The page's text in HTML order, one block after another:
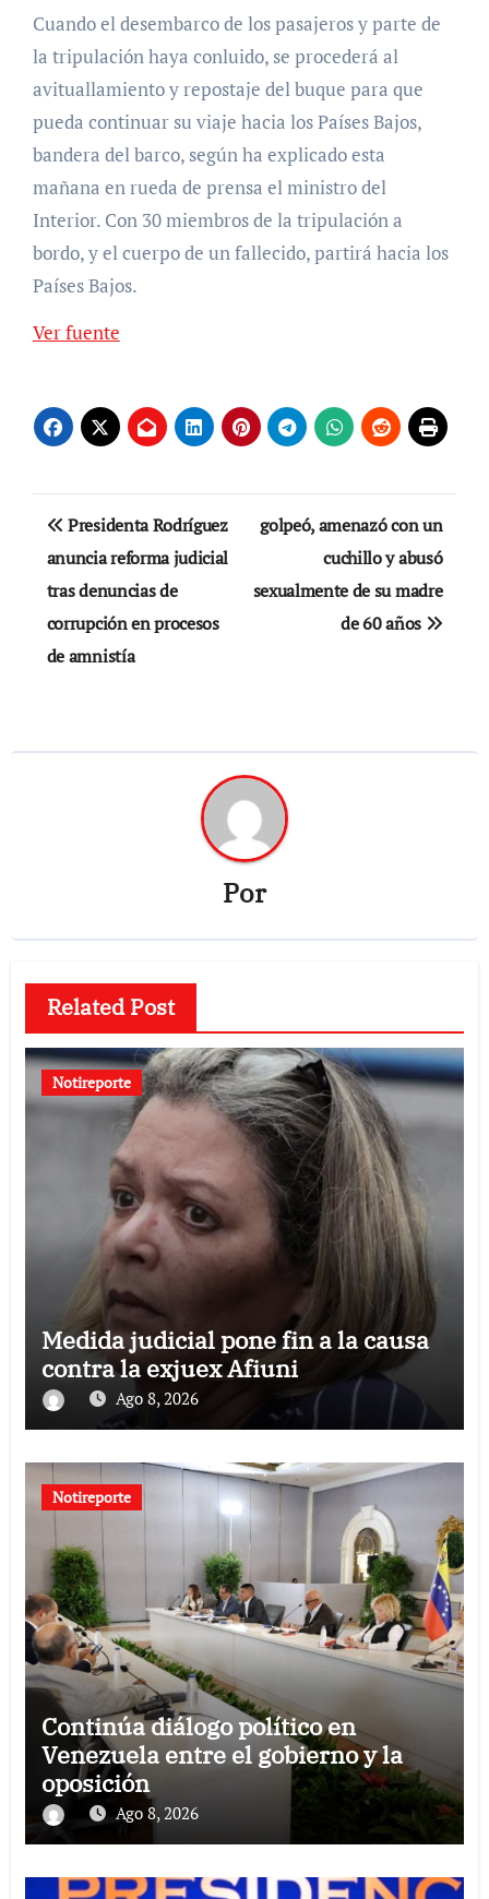
Cuando el desembarco de los pasajeros y parte de
la tripulación haya conluido, se procederá al
avituallamiento y repostaje del buque para que
pueda continuar su viaje hacia los Países Bajos,
bandera del barco, según ha explicado esta
mañana en rueda de prensa el ministro del
Interior. Con 30 miembros de la tripulación a
bordo, y el cuerpo de un fallecido, partirá hacia los
Países Bajos.
Ver fuente
Navegación
de
entradas
Presidenta Rodríguez
anuncia reforma judicial
tras denuncias de
corrupción en procesos
de amnistía
golpeó, amenazó con un
cuchillo y abusó
sexualmente de su madre
de 60 años
Por
Related Post
Notireporte
Medida judicial pone fin a la causa
contra la exjuex Afiuni
Ago 8, 2026
Notireporte
Continúa diálogo político en
Venezuela entre el gobierno y la
oposición
Ago 8, 2026